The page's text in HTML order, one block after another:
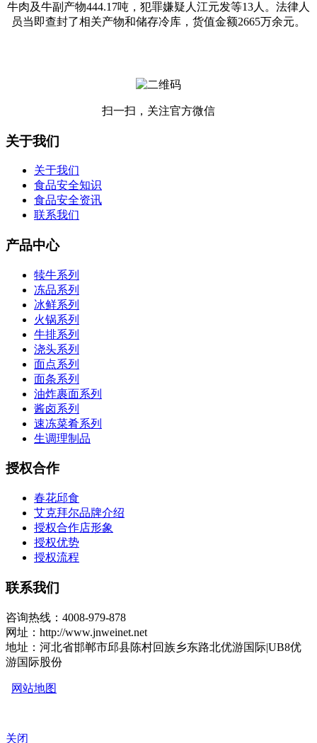
牛肉及牛副产物444.17吨，犯罪嫌疑人江元发等13人。法律人
员当即查封了相关产物和储存冷库，货值金额2665万余元。
扫一扫，关注官方微信
关于我们
关于我们
食品安全知识
食品安全资讯
联系我们
产品中心
犊牛系列
冻品系列
冰鲜系列
火锅系列
牛排系列
浇头系列
面点系列
面条系列
油炸裹面系列
酱卤系列
速冻菜肴系列
生调理制品
授权合作
春花邱食
艾克拜尔品牌介绍
授权合作店形象
授权优势
授权流程
联系我们
咨询热线：4008-979-878
网址：http://www.jnweinet.net
地址：河北省邯郸市邱县陈村回族乡东路北优游国际|UB8优
游国际股份
网站地图
关闭